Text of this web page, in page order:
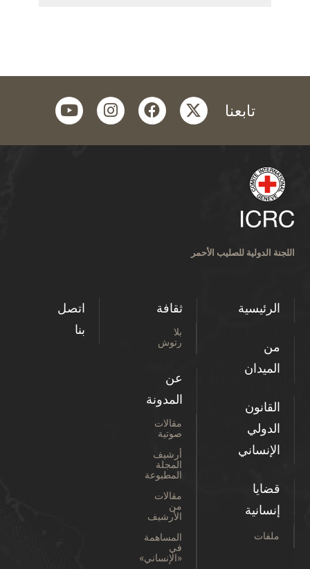
تابعنا twitter
facebook
instagram
youtube
اللجنة الدولية للصليب الأحمر
الرئيسية
من
الميدان
القانون
الدولي
الإنساني
قضايا
إنسانية
ملفات
ثقافة
بلا
رتوش
عن
المدونة
مقالات
صوتية
أرشيف
المجلة
المطبوعة
مقالات
من
الأرشيف
المساهمة
في
«الإنساني»
اتصل
بنا